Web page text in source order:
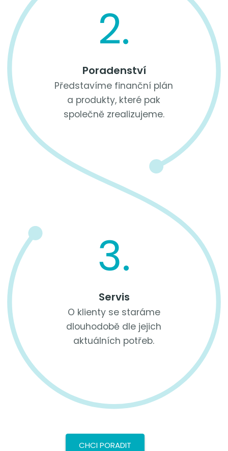
2.
Poradenství
Představíme finanční plán
a produkty, které pak
společně zrealizujeme.
3.
Servis
O klienty se staráme
dlouhodobě dle jejich
aktuálních potřeb.
CHCI PORADIT